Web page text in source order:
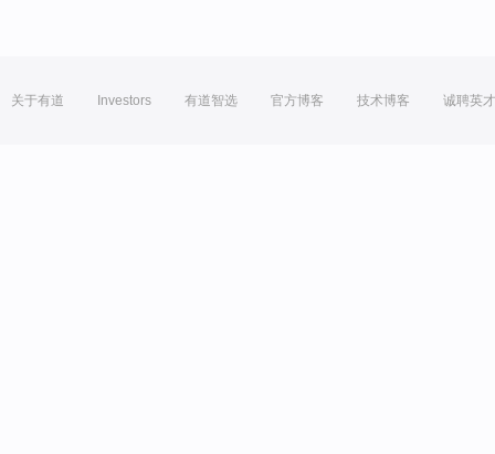
关于有道 Investors 有道智选 官方博客 技术博客 诚聘英才